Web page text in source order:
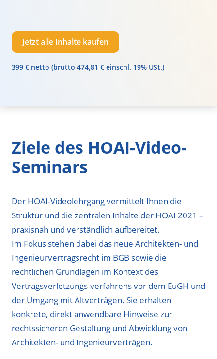
Jetzt alle Inhalte kaufen
399 € netto (brutto 474,81 € einschl. 19% USt.)
Ziele des HOAI-Video-
Seminars
Der HOAI-Videolehrgang vermittelt Ihnen die
Struktur und die zentralen Inhalte der HOAI 2021 –
praxisnah und verständlich aufbereitet.
Im Fokus stehen dabei das neue Architekten- und
Ingenieurvertragsrecht im BGB sowie die
rechtlichen Grundlagen im Kontext des
Vertragsverletzungs-verfahrens vor dem EuGH und
der Umgang mit Altverträgen. Sie erhalten
konkrete, direkt anwendbare Hinweise zur
rechtssicheren Gestaltung und Abwicklung von
Architekten- und Ingenieurverträgen.